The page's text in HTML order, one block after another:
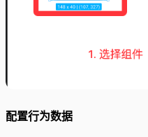
配置行为数据